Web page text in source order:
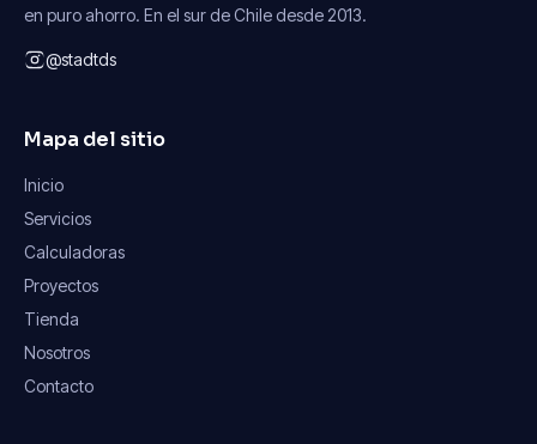
en puro ahorro. En el sur de Chile desde 2013.
@stadtds
Mapa del sitio
Inicio
Servicios
Calculadoras
Proyectos
Tienda
Nosotros
Contacto